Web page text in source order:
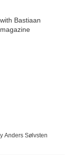
Anders Sølvsten